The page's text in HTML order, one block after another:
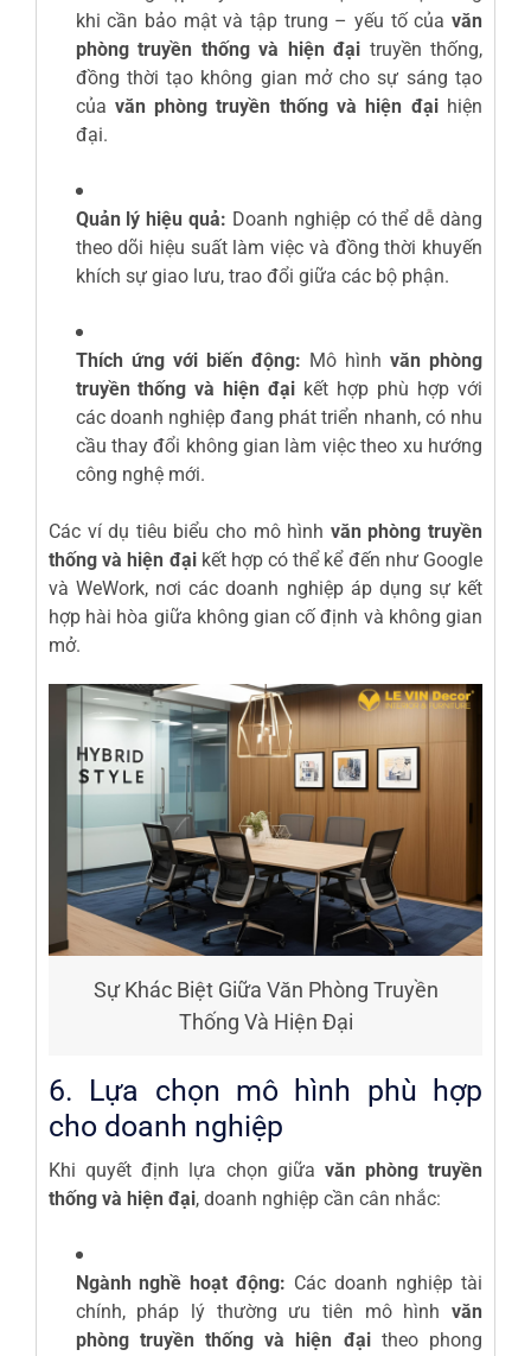
khi cần bảo mật và tập trung – yếu tố của văn
phòng truyền thống và hiện đại truyền thống,
đồng thời tạo không gian mở cho sự sáng tạo
của văn phòng truyền thống và hiện đạihiện
đại.
Quản lý hiệu quả: Doanh nghiệp có thể dễ dàng
theo dõi hiệu suất làm việc và đồng thời khuyến
khích sự giao lưu, trao đổi giữa các bộ phận.
Thích ứng với biến động: Mô hình văn phòng
truyền thống và hiện đại kết hợp phù hợp với
các doanh nghiệp đang phát triển nhanh, có nhu
cầu thay đổi không gian làm việc theo xu hướng
công nghệ mới.
Các ví dụ tiêu biểu cho mô hình văn phòng truyền
thống và hiện đạikết hợp có thể kể đến như Google
và WeWork, nơi các doanh nghiệp áp dụng sự kết
hợp hài hòa giữa không gian cố định và không gian
mở.
Sự Khác Biệt Giữa Văn Phòng Truyền
Thống Và Hiện Đại
6. Lựa chọn mô hình phù hợp
cho doanh nghiệp
Khi quyết định lựa chọn giữa văn phòng truyền
thống và hiện đại, doanh nghiệp cần cân nhắc:
Ngành nghề hoạt động: Các doanh nghiệp tài
chính, pháp lý thường ưu tiên mô hình văn
phòng truyền thống và hiện đạitheo phong